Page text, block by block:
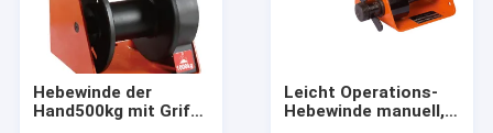
Kettenhebel-Hebemaschine
Manuelle Kabel-Abziehvorrichtung
wiegende Skala des Kranes
Hebewinde der
Hand500kg mit Griff-
Leicht Operations-
Hebewinde manuell,